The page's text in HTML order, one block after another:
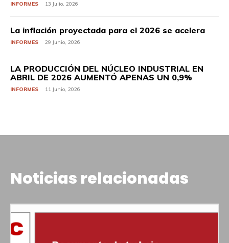
INFORMES 13 Julio, 2026
La inflación proyectada para el 2026 se acelera
INFORMES 29 Junio, 2026
LA PRODUCCIÓN DEL NÚCLEO INDUSTRIAL EN
ABRIL DE 2026 AUMENTÓ APENAS UN 0,9%
INFORMES 11 Junio, 2026
Noticias relacionadas